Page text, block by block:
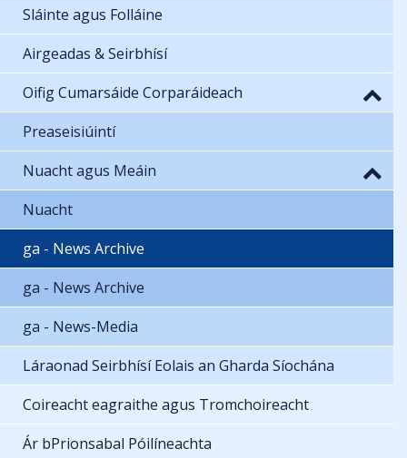
Sláinte agus Folláine
Airgeadas & Seirbhísí
Oifig Cumarsáide Corparáideach
Preaseisiúintí
Nuacht agus Meáin
Nuacht
ga - News Archive
ga - News Archive
ga - News-Media
Láraonad Seirbhísí Eolais an Gharda Síochána
Coireacht eagraithe agus Tromchoireacht
Ár bPrionsabal Póilíneachta